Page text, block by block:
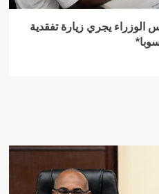
الوزراء يجري زيارة تفقدية